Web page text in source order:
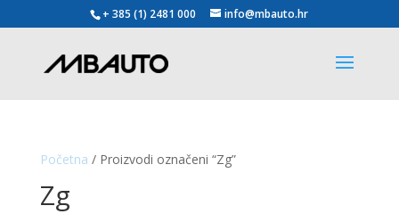
+ 385 (1) 2481 000 info@mbauto.hr
Početna / Proizvodi označeni “Zg”
Zg